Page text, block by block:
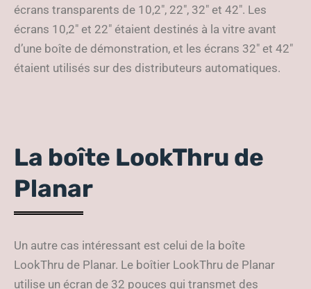
écrans transparents de 10,2″, 22″, 32″ et 42″. Les
écrans 10,2″ et 22″ étaient destinés à la vitre avant
d’une boîte de démonstration, et les écrans 32″ et 42″
étaient utilisés sur des distributeurs automatiques.
La boîte LookThru de
Planar
Un autre cas intéressant est celui de la boîte
LookThru de Planar. Le boîtier LookThru de Planar
utilise un écran de 32 pouces qui transmet des